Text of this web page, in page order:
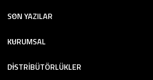
SON YAZILAR
KURUMSAL
DİSTRİBÜTÖRLÜKLER